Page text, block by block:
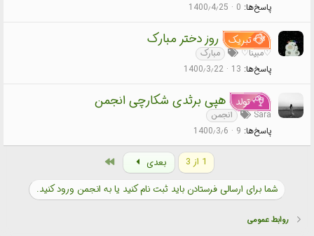
پاسخ‌ها 0 1400٫4٫25
تبریک روز دختر مبارک
♡مبینا♡
مبارک
پاسخ‌ها 13 1400٫3٫22
تولد هپی برثدی شکارچی انجمن
Sara
انجمن
پاسخ‌ها 9 1400٫3٫6
1 از 3 بعدی
شما برای ارسالی فرستادن باید ثبت نام کنید یا به انجمن ورود کنید.
روابط عمومی